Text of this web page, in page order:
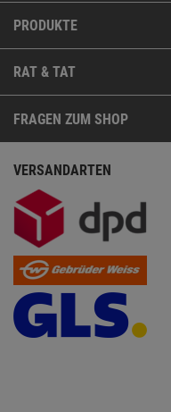
PRODUKTE
RAT & TAT
FRAGEN ZUM SHOP
VERSANDARTEN